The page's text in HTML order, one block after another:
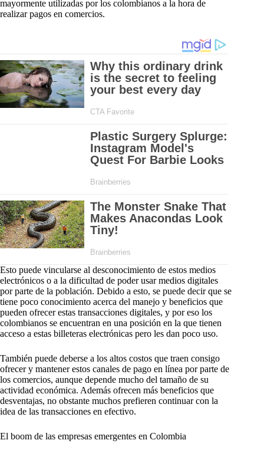
mayormente utilizadas por los colombianos a la hora de
realizar pagos en comercios.
Esto puede vincularse al desconocimiento de estos medios
electrónicos o a la dificultad de poder usar medios digitales
por parte de la población. Debido a esto, se puede decir que se
tiene poco conocimiento acerca del manejo y beneficios que
pueden ofrecer estas transacciones digitales, y por eso los
colombianos se encuentran en una posición en la que tienen
acceso a estas billeteras electrónicas pero les dan poco uso.
También puede deberse a los altos costos que traen consigo
ofrecer y mantener estos canales de pago en línea por parte de
los comercios, aunque depende mucho del tamaño de su
actividad económica. Además ofrecen más beneficios que
desventajas, no obstante muchos prefieren continuar con la
idea de las transacciones en efectivo.
El boom de las empresas emergentes en Colombia